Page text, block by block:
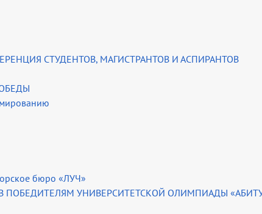
СТУДЕНТОВ, МАГИСТРАНТОВ И АСПИРАНТОВ
бюро «ЛУЧ»
УНИВЕРСИТЕТСКОЙ ОЛИМПИАДЫ